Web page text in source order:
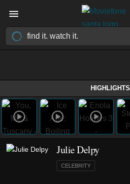
HIGHLIGHTS
Julie Delpy
CELEBRITY